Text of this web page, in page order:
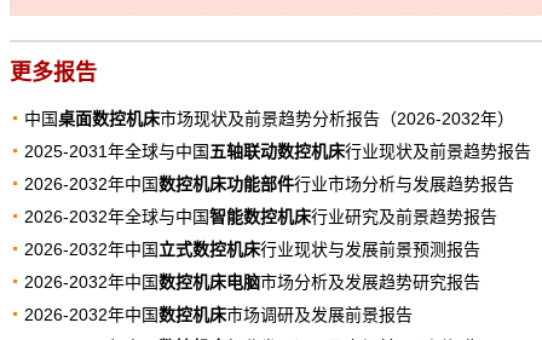
更多报告
中国桌面数控机床市场现状及前景趋势分析报告（2026-2032年）
2025-2031年全球与中国五轴联动数控机床行业现状及前景趋势报告
2026-2032年中国数控机床功能部件行业市场分析与发展趋势报告
2026-2032年全球与中国智能数控机床行业研究及前景趋势报告
2026-2032年中国立式数控机床行业现状与发展前景预测报告
2026-2032年中国数控机床电脑市场分析及发展趋势研究报告
2026-2032年中国数控机床市场调研及发展前景报告